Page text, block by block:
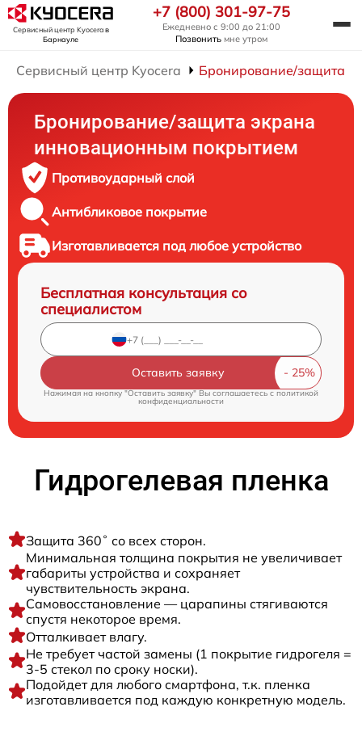
Сервисный центр Kyoceraв
Барнауле
+7 (800) 301-97-75
Ежедневно с 9:00 до 21:00
Позвонить мне утром
Сервисный центр Kyocera Бронирование/защита
Бронирование/защита экрана
инновационным покрытием
Противоударный слой
Антибликовое покрытие
Изготавливается под любое устройство
Бесплатная консультация со
специалистом
Оставить заявку
Нажимая на кнопку "Оставить заявку" Вы соглашаетесь cполитикой
конфиденциальности
Гидрогелевая пленка
Защита 360˚ со всех сторон.
Минимальная толщина покрытия не увеличивает
габариты устройства и сохраняет
чувствительность экрана.
Самовосстановление — царапины стягиваются
спустя некоторое время.
Отталкивает влагу.
Не требует частой замены (1 покрытие гидрогеля =
3-5 стекол по сроку носки).
Подойдет для любого смартфона, т.к. пленка
изготавливается под каждую конкретную модель.